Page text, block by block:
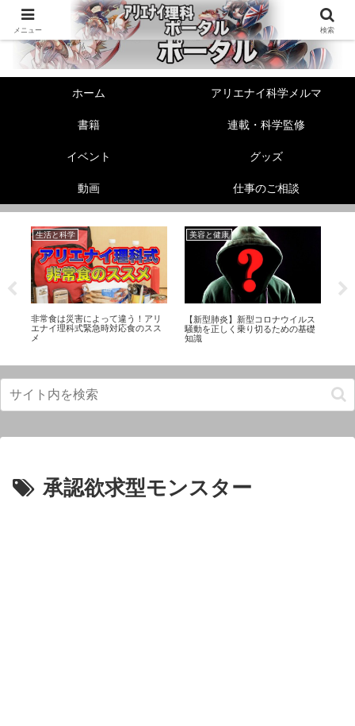
ホーム アリエナイ科学メルマ
書籍 連載・科学監修
イベント グッズ
動画 仕事のご相談
生活と科学
非常食は災害によって違う！アリ
エナイ理科式緊急時対応食のスス
メ
美容と健康
【新型肺炎】新型コロナウイルス
騒動を正しく乗り切るための基礎
知識
承認欲求型モンスター
メニュー 検索